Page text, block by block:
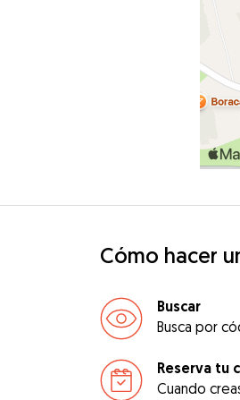
Cómo hacer
Buscar
Busca por
Reserva tu
Cuando